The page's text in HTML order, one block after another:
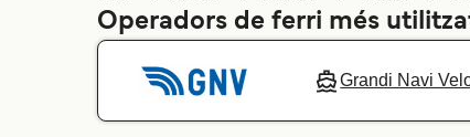
Operadors de ferri més
Grandi Navi